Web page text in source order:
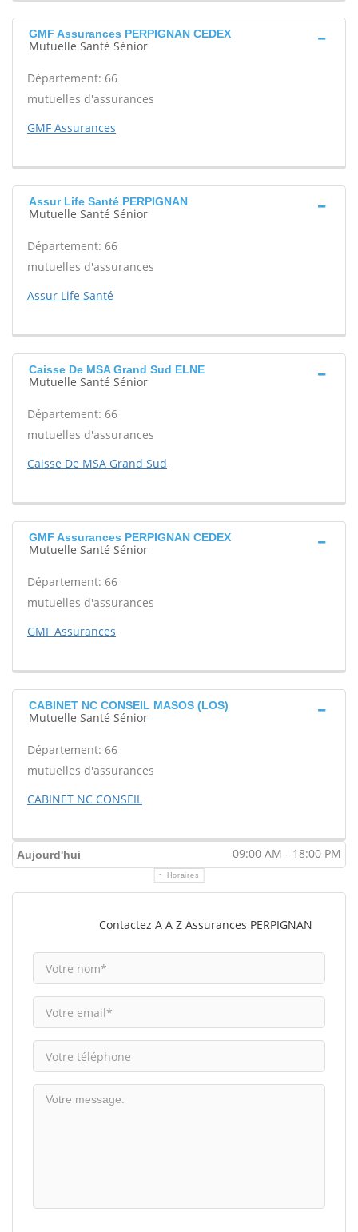
GMF Assurances PERPIGNAN CEDEX
Mutuelle Santé Sénior
Département: 66
mutuelles d'assurances
GMF Assurances
Assur Life Santé PERPIGNAN
Mutuelle Santé Sénior
Département: 66
mutuelles d'assurances
Assur Life Santé
Caisse De MSA Grand Sud ELNE
Mutuelle Santé Sénior
Département: 66
mutuelles d'assurances
Caisse De MSA Grand Sud
GMF Assurances PERPIGNAN CEDEX
Mutuelle Santé Sénior
Département: 66
mutuelles d'assurances
GMF Assurances
CABINET NC CONSEIL MASOS (LOS)
Mutuelle Santé Sénior
Département: 66
mutuelles d'assurances
CABINET NC CONSEIL
Aujourd'hui 09:00 AM - 18:00 PM
Horaires
Contactez A A Z Assurances PERPIGNAN